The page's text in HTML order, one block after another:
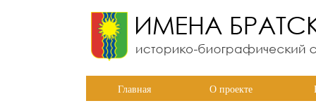
Главная О проекте